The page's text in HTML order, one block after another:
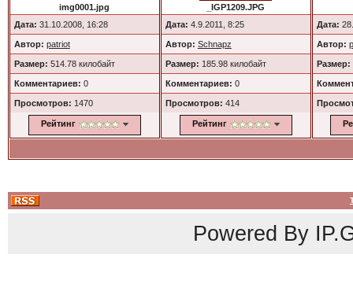
img0001.jpg
Дата: 31.10.2008, 16:28
Автор: patriot
Размер: 514.78 килобайт
Комментариев: 0
Просмотров: 1470
Рейтинг
_IGP1209.JPG
Дата: 4.9.2011, 8:25
Автор: Schnapz
Размер: 185.98 килобайт
Комментариев: 0
Просмотров: 414
Рейтинг
Дата:
Автор:
Размер:
Powered By